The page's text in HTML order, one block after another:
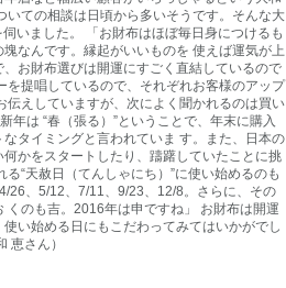
いての相談は日頃から多いそうです。そんな大
いました。 「お財布はほぼ毎日身につけるも
なんです。縁起がいいものを 使えば運気が上
お財布選びは開運にすごく直結しているので
を提唱しているので、それぞれお客様のアップ
伝えしていますが、次によく聞かれるのは買い
年は “春（張る）”ということで、年末に購入
タイミングと言われていま す。また、日本の
かをスタートしたり、躊躇していたことに挑
“天赦日（てんしゃにち）”に使い始めるのも
26、5/12、7/11、9/23、12/8。さらに、その
くのも吉。2016年は申ですね」 お財布は開運
い始める日にもこだわってみてはいかがでし
恵さん）